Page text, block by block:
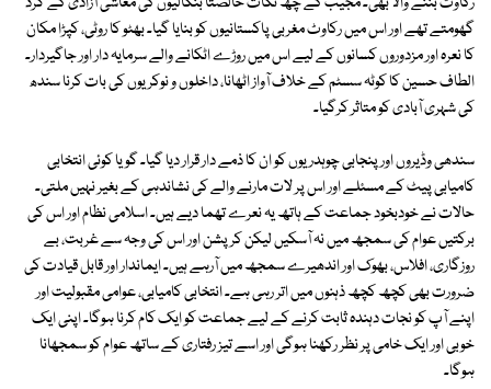
گھومتے تھے اور اس میں رکاوٹ مغربی پاکستانیوں کو بنایا گیا۔ بھٹو کا روٹی، کپڑا مکان
کا نعرہ اور مزدوروں کسانوں کے لیے اس میں روڑے اٹکانے والے سرمایہ دار اور جاگیردار۔
الطاف حسین کا کوٹہ سسٹم کے خلاف آواز اٹھانا، داخلوں و نوکریوں کی بات کرنا سندھ
کی شہری آبادی کو متاثر کرگیا۔
سندھی وڈیروں اور پنجابی چوہدریوں کو ان کا ذمے دار قرار دیا گیا۔ گویا کوئی انتخابی
کامیابی پیٹ کے مسئلے اور اس پر لات مارنے والے کی نشاندہی کے بغیر نہیں ملتی۔
حالات نے خودبخود جماعت کے ہاتھ یہ نعرے تھما دیے ہیں۔ اسلامی نظام اور اس کی
برکتیں عوام کی سمجھ میں نہ آسکیں لیکن کرپشن اور اس کی وجہ سے غربت، بے
روزگاری، افلاس، بھوک اور اندھیرے سمجھ میں آرہے ہیں۔ ایماندار اور قابل قیادت کی
ضرورت بھی کچھ کچھ ذہنوں میں اتر رہی ہے۔ انتخابی کامیابی، عوامی مقبولیت اور
اپنے آپ کو نجات دہندہ ثابت کرنے کے لیے جماعت کو ایک کام کرنا ہوگا۔ اپنی ایک
خوبی اور ایک خامی پر نظر رکھنا ہوگی اور اسے تیز رفتاری کے ساتھ عوام کو سمجھانا
ہوگا۔